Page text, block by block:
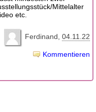
Mittelalter
etc.
Ferdinand 04.11.22
Kommentieren